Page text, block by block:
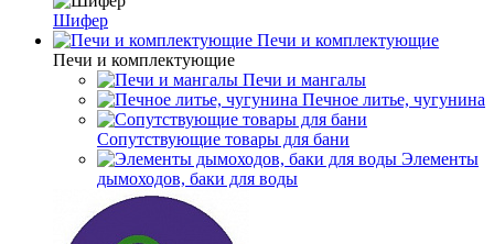
Шифер
Печи и комплектующие
Печи и комплектующие
Печи и мангалы
Печное литье, чугунина
Сопутствующие товары для бани
Элементы
дымоходов, баки для воды